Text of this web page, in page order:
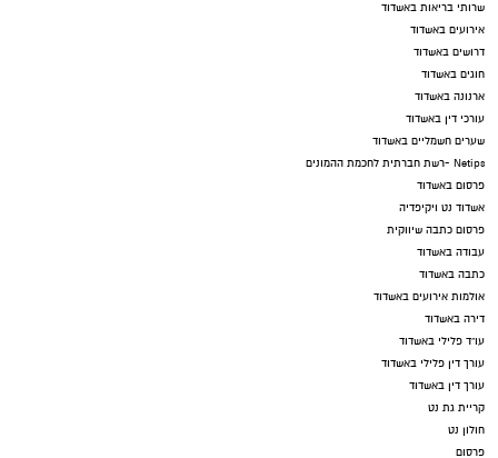
שרותי בריאות באשדוד
אירועים באשדוד
דרושים באשדוד
חוגים באשדוד
ארנונה באשדוד
עורכי דין באשדוד
שערים חשמליים באשדוד
Netips -רשת חברתית לחכמת ההמונים
פרסום באשדוד
אשדוד נט ויקיפדיה
פרסום כתבה שיווקית
עבודה באשדוד
כתבה באשדוד
אולמות אירועים באשדוד
דירה באשדוד
עו"ד פלילי באשדוד
עורך דין פלילי באשדוד
עורך דין באשדוד
קריית גת נט
חולון נט
פרסום